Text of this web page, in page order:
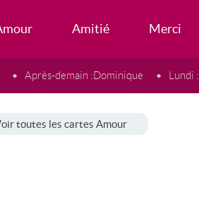
Amitié Merci
Après-demain :Dominique Lundi :
toutes les cartes Amour